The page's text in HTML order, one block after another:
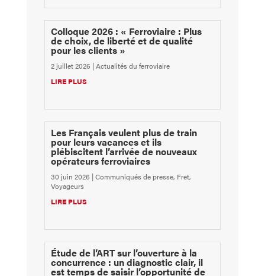
Colloque 2026 : « Ferroviaire : Plus
de choix, de liberté et de qualité
pour les clients »
2 juillet 2026 |Actualités du ferroviaire
LIRE PLUS
Les Français veulent plus de train
pour leurs vacances et ils
plébiscitent l’arrivée de nouveaux
opérateurs ferroviaires
30 juin 2026 |Communiqués de presse, Fret,
Voyageurs
LIRE PLUS
Étude de l’ART sur l’ouverture à la
concurrence : un diagnostic clair, il
est temps de saisir l’opportunité de